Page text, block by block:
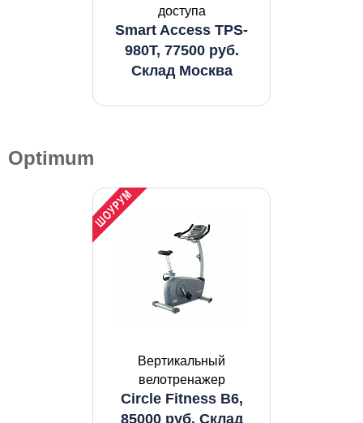
доступа
Smart Access TPS-
980T, 77500 руб.
Склад Москва
Optimum
Вертикальный
велотренажер
Circle Fitness B6,
85000 руб. Склад